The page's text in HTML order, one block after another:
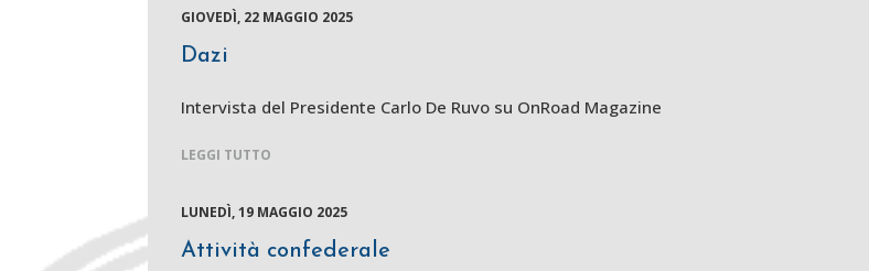
GIOVEDÌ, 22 MAGGIO 2025
Dazi
Intervista del Presidente Carlo De Ruvo su OnRoad Magazine
LEGGI TUTTO
LUNEDÌ, 19 MAGGIO 2025
Attività confederale